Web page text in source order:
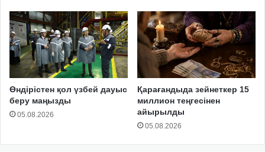
Өндірістен қол үзбей дауыс
беру маңызды
05.08.2026
Қарағандыда зейнеткер 15
миллион теңгесінен
айырылды
05.08.2026